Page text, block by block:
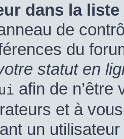
dans la
de
du
statut en
afin de n’être
et à
un